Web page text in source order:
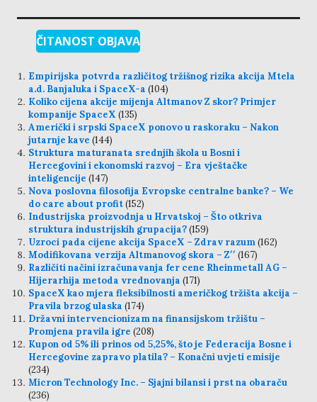
ČITANOST OBJAVA
Empirijska potvrda različitog tržišnog rizika akcija Mtela
a.d. Banjaluka i SpaceX-a (104)
Koliko cijena akcije mijenja Altmanov Z skor? Primjer
kompanije SpaceX (135)
Američki i srpski SpaceX ponovo u raskoraku – Nakon
jutarnje kave (144)
Struktura maturanata srednjih škola u Bosni i
Hercegovini i ekonomski razvoj – Era vještačke
inteligencije (147)
Nova poslovna filosofija Evropske centralne banke? – We
do care about profit(152)
Industrijska proizvodnja u Hrvatskoj – Što otkriva
struktura industrijskih grupacija?(159)
Uzroci pada cijene akcija SpaceX – Zdrav razum(162)
Modifikovana verzija Altmanovog skora – Z′′ (167)
Različiti načini izračunavanja fer cene Rheinmetall AG –
Hijerarhija metoda vrednovanja (171)
SpaceX kao mjera fleksibilnosti američkog tržišta akcija –
Pravila brzog ulaska (174)
Državni intervencionizam na finansijskom tržištu –
Promjena pravila igre (208)
Kupon od 5% ili prinos od 5,25%, što je Federacija Bosne i
Hercegovine zapravo platila? – Konačni uvjeti emisije
(234)
Micron Technology Inc. – Sjajni bilansi i prst na obaraču
(236)